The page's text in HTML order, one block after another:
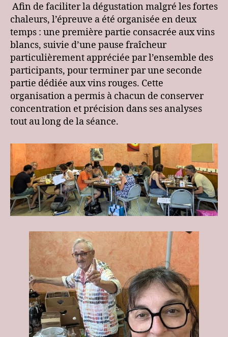
Afin de faciliter la dégustation malgré les fortes
chaleurs, l’épreuve a été organisée en deux
temps : une première partie consacrée aux vins
blancs, suivie d’une pause fraîcheur
particulièrement appréciée par l’ensemble des
participants, pour terminer par une seconde
partie dédiée aux vins rouges. Cette
organisation a permis à chacun de conserver
concentration et précision dans ses analyses
tout au long de la séance.